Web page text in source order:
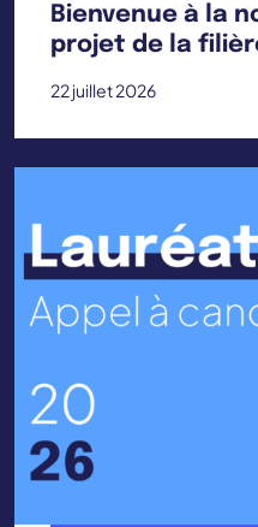
Bienvenue à la
projet de la
22 juillet 2026